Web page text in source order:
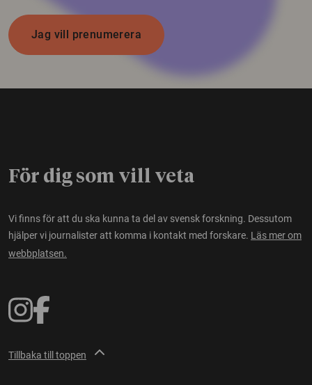
Jag vill prenumerera
För dig som vill veta
Vi finns för att du ska kunna ta del av svensk forskning. Dessutom
hjälper vi journalister att komma i kontakt med forskare. Läs mer om
webbplatsen.
Tillbaka till toppen